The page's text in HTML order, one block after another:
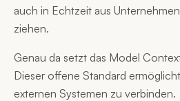
auch in Echtzeit aus
ziehen.
Genau da setzt das Model
Dieser offene Standard
externen Systemen zu verbinden.